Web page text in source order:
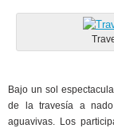
Bajo un sol
de la travesía a
aguavivas. Los